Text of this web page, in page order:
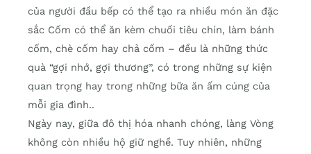
của người đầu bếp có thể tạo ra nhiều món ăn đặc
sắc Cốm có thể ăn kèm chuối tiêu chín, làm bánh
cốm, chè cốm hay chả cốm – đều là những thức
quà “gợi nhớ, gợi thương”, có trong những sự kiện
quan trọng hay trong những bữa ăn ấm cúng của
mỗi gia đình..
Ngày nay, giữa đô thị hóa nhanh chóng, làng Vòng
không còn nhiều hộ giữ nghề. Tuy nhiên, những